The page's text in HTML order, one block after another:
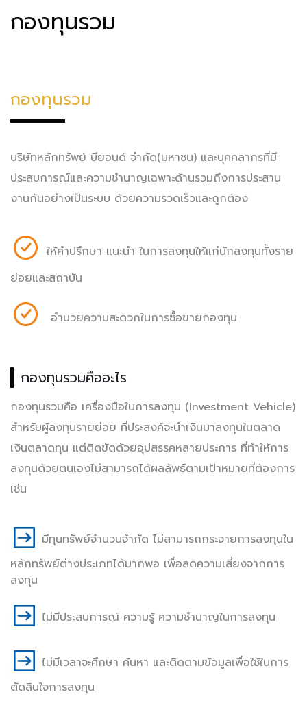
กองทุนรวม
กองทุนรวม
บริษัทหลักทรัพย์ บียอนด์ จำกัด(มหาชน) และบุคคลากรที่มี
ประสบการณ์และความชำนาญเฉพาะด้านรวมถึงการประสาน
งานกันอย่างเป็นระบบ ด้วยความรวดเร็วและถูกต้อง
ให้คำปรึกษา แนะนำ ในการลงทุนให้แก่นักลงทุนทั้งราย
ย่อยและสถาบัน
อำนวยความสะดวกในการซื้อขายกองทุน
กองทุนรวมคืออะไร
กองทุนรวมคือ เครื่องมือในการลงทุน (Investment Vehicle)
สำหรับผู้ลงทุนรายย่อย ที่ประสงค์จะนำเงินมาลงทุนในตลาด
เงินตลาดทุน แต่ติดขัดด้วยอุปสรรคหลายประการ ที่ทำให้การ
ลงทุนด้วยตนเองไม่สามารถได้ผลลัพธ์ตามเป้าหมายที่ต้องการ
เช่น
มีทุนทรัพย์จำนวนจำกัด ไม่สามารถกระจายการลงทุนใน
หลักทรัพย์ต่างประเภทได้มากพอ เพื่อลดความเสี่ยงจากการ
ลงทุน
ไม่มีประสบการณ์ ความรู้ ความชำนาญในการลงทุน
ไม่มีเวลาจะศึกษา ค้นหา และติดตามข้อมูลเพื่อใช้ในการ
ตัดสินใจการลงทุน